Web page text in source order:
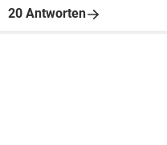
20 Antworten